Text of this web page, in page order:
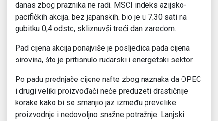
danas zbog praznika ne radi. MSCI indeks azijsko-
pacifičkih akcija, bez japanskih, bio je u 7,30 sati na
gubitku 0,4 odsto, skliznuvši treći dan zaredom.
Pad cijena akcija ponajviše je posljedica pada cijena
sirovina, što je pritisnulo rudarski i energetski sektor.
Po padu prednjače cijene nafte zbog naznaka da OPEC
i drugi veliki proizvođači neće preduzeti drastičnije
korake kako bi se smanjio jaz između prevelike
proizvodnje i nedovoljno snažne potražnje. Lanjski